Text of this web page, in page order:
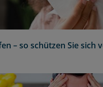
– so schützen Sie sich